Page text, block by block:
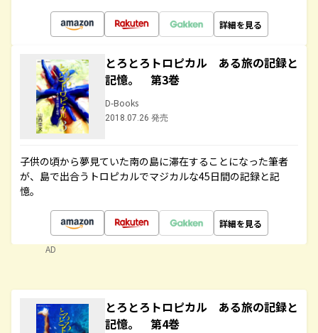
詳細を見る
とろとろトロピカル ある旅の記録と
記憶。 第3巻
D-Books
2018.07.26 発売
子供の頃から夢見ていた南の島に滞在することになった筆者
が、島で出合うトロピカルでマジカルな45日間の記録と記
憶。
詳細を見る
AD
とろとろトロピカル ある旅の記録と
記憶。 第4巻